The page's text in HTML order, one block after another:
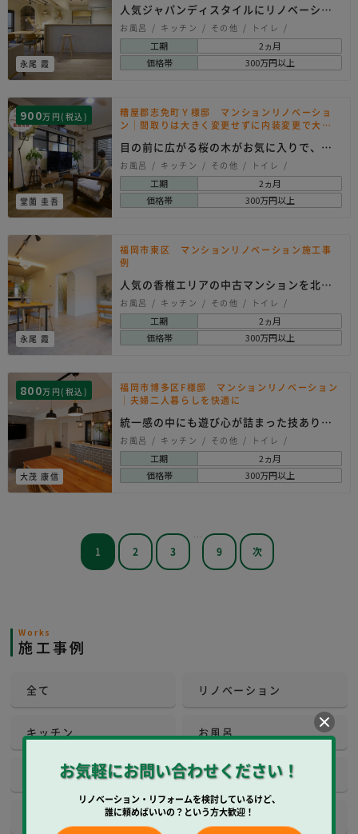
永尾 霞
人気ジャパンディスタイルにリノベーショ
ン。
お風呂 キッチン その他
トイレ
リノベーション
内装 壁工事
壁紙クロス
建具
洗面所 玄関
オリエンタル
シンプル
ナチュラル モダン
ヨーロピアン
工期
2ヵ月
価格帯
300万円以上
900万円(税込)
堂薗 圭吾
糟屋郡志免町Ｙ様邸 マンションリノベーショ
ン｜間取りは大きく変更せずに内装変更で大幅
目の前に広がる桜の木がお気に入りで、住
み替えずにリノベ…
お風呂 キッチン その他
トイレ
リノベーション
内装 壁工事
壁紙クロス
建具
洗面所 玄関
ヴィンテージ
クラシック
シンプル
ナチュラル
工期
2ヵ月
価格帯
300万円以上
永尾 霞
福岡市東区 マンションリノベーション施工事
例
人気の香椎エリアの中古マンションを北欧
スタイルにリノベ…
お風呂 キッチン その他
トイレ
リノベーション
内装 壁工事
壁紙クロス
床工事
建具 洗面所 玄関
ヴィンテージ
クラシック
シンプル
ナチュラル
工期
2ヵ月
価格帯
300万円以上
800万円(税込)
大茂 康信
福岡市博多区F様邸 マンションリノベーション
｜夫婦二人暮らしを快適に
統一感の中にも遊び心が詰まった技ありデ
ザインのフルリノ…
お風呂 キッチン その他
トイレ
リノベーション
内装 壁工事
建具
洗面所
玄関 ヴィンテージ
クラシック
シンプル
ナチュラル ヨーロピアン 北欧系
工期
2ヵ月
価格帯
300万円以上
1 2 3
…
9 次
Works
施工事例
全て リノベーション
キッチン お風呂
洗面所 トイレ
内装
お気軽にお問い合わせください！
リノベーション・リフォームを検討しているけど、
誰に頼めばいいの？という方大歓迎！